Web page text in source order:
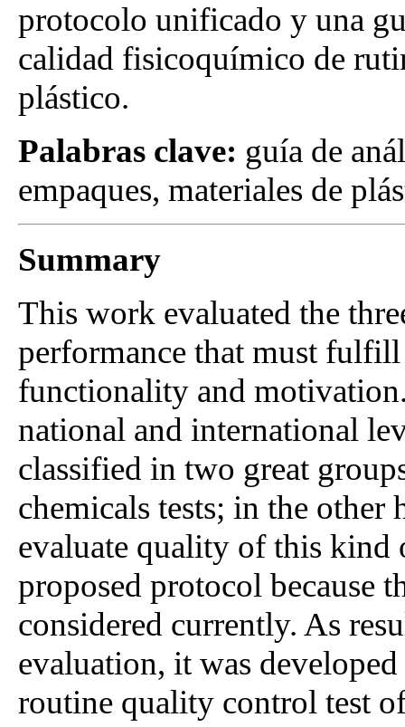
protocolo unificado y una
calidad fisicoquímico de
plástico.
Palabras clave: guía de
empaques, materiales de
Summary
This work evaluated the
performance that must
functionality and
national and international
classified in two great
chemicals tests; in the other
evaluate quality of this kind
proposed protocol because
considered currently. As
evaluation, it was
routine quality control test